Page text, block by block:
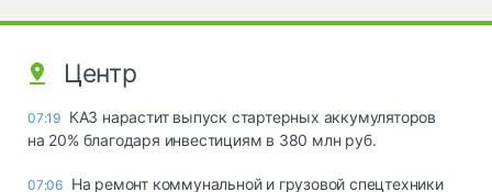
Центр
07:19 КАЗ нарастит выпуск стартерных аккумуляторов
на 20% благодаря инвестициям в 380 млн руб.
07:06 На ремонт коммунальной и грузовой спецтехники